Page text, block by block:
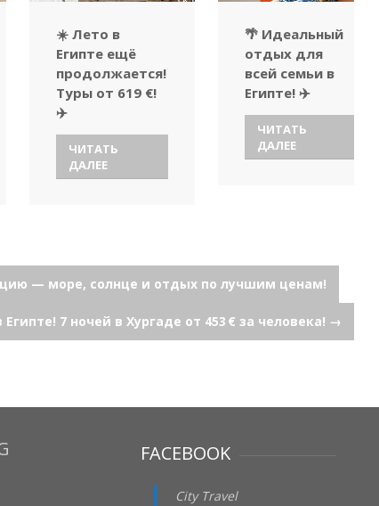
☀️ Лето в
Египте ещё
продолжается!
Туры от 619 €!
✈️
ЧИТАТЬ
ДАЛЕЕ
🌴 Идеальный
отдых для
всей семьи в
Египте! ✈️
ЧИТАТЬ
ДАЛЕЕ
— море, солнце и отдых по лучшим ценам!
Египте! 7 ночей в Хургаде от 453 € за человека! →
FACEBOOK
City Travel